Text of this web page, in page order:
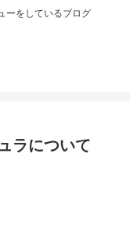
ーをしているブログ
ラについて